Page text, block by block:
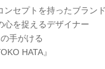
セプトを持ったブランド
心を捉えるデザイナー
手がける
HATA』